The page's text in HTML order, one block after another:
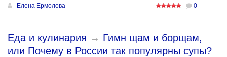
Елена Ермолова 0
Еда и кулинария → Гимн щам и борщам,
или Почему в России так популярны супы?